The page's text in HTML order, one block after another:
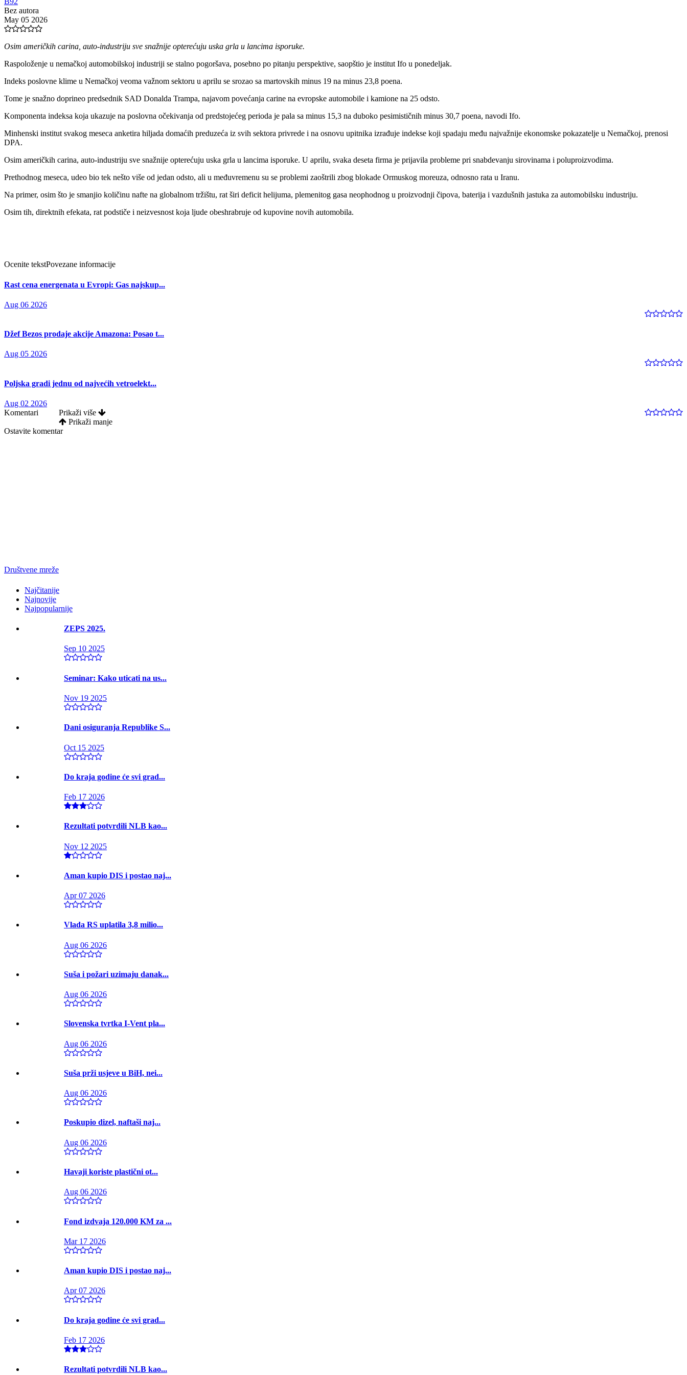
Bez autora
May 05 2026
Osim američkih carina, auto-industriju sve snažnije opterećuju uska grla u lancima isporuke.
Raspoloženje u nemačkoj automobilskoj industriji se stalno pogoršava, posebno po pitanju perspektive, saopštio je institut Ifo u ponedeljak.
Indeks poslovne klime u Nemačkoj veoma važnom sektoru u aprilu se srozao sa martovskih minus 19 na minus 23,8 poena.
Tome je snažno doprineo predsednik SAD Donalda Trampa, najavom povećanja carine na evropske automobile i kamione na 25 odsto.
Komponenta indeksa koja ukazuje na poslovna očekivanja od predstojećeg perioda je pala sa minus 15,3 na duboko pesimističnih minus 30,7 poena, navodi Ifo.
Minhenski institut svakog meseca anketira hiljada domaćih preduzeća iz svih sektora privrede i na osnovu upitnika izrađuje indekse koji spadaju među najvažnije ekonomske pokazatelje u Nemačkoj, prenosi
DPA.
Osim američkih carina, auto-industriju sve snažnije opterećuju uska grla u lancima isporuke. U aprilu, svaka deseta firma je prijavila probleme pri snabdevanju sirovinama i poluproizvodima.
Prethodnog meseca, udeo bio tek nešto više od jedan odsto, ali u međuvremenu su se problemi zaoštrili zbog blokade Ormuskog moreuza, odnosno rata u Iranu.
Na primer, osim što je smanjio količinu nafte na globalnom tržištu, rat širi deficit helijuma, plemenitog gasa neophodnog u proizvodnji čipova, baterija i vazdušnih jastuka za automobilsku industriju.
Osim tih, direktnih efekata, rat podstiče i neizvesnost koja ljude obeshrabruje od kupovine novih automobila.
Ocenite tekstPovezane informacije
Rast cena energenata u Evropi: Gas najskup...
Aug 06 2026
Džef Bezos prodaje akcije Amazona: Posao t...
Aug 05 2026
Poljska gradi jednu od najvećih vetroelekt...
Aug 02 2026
Komentari
Prikaži više
Prikaži manje
Ostavite komentar
Društvene mreže
Najčitanije
Najnovije
Najpopularnije
ZEPS 2025.
Sep 10 2025
Seminar: Kako uticati na us...
Nov 19 2025
Dani osiguranja Republike S...
Oct 15 2025
Do kraja godine će svi grad...
Feb 17 2026
Rezultati potvrdili NLB kao...
Nov 12 2025
Aman kupio DIS i postao naj...
Apr 07 2026
Vlada RS uplatila 3,8 milio...
Aug 06 2026
Suša i požari uzimaju danak...
Aug 06 2026
Slovenska tvrtka I-Vent pla...
Aug 06 2026
Suša prži usjeve u BiH, nei...
Aug 06 2026
Poskupio dizel, naftaši naj...
Aug 06 2026
Havaji koriste plastični ot...
Aug 06 2026
Fond izdvaja 120.000 KM za ...
Mar 17 2026
Aman kupio DIS i postao naj...
Apr 07 2026
Do kraja godine će svi grad...
Feb 17 2026
Rezultati potvrdili NLB kao...